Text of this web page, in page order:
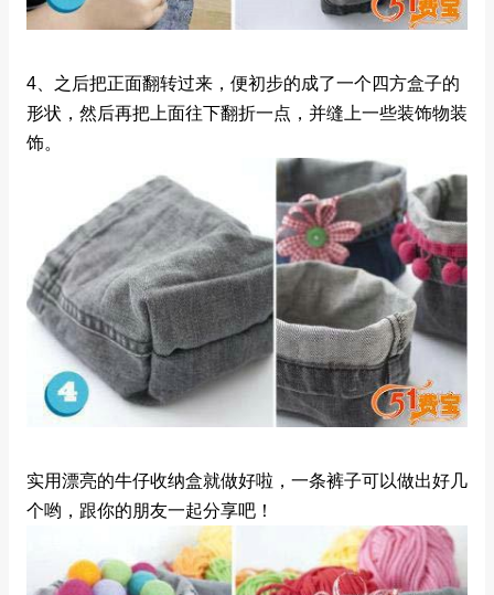
4、之后把正面翻转过来，便初步的成了一个四方盒子的
形状，然后再把上面往下翻折一点，并缝上一些装饰物装
饰。
实用漂亮的牛仔收纳盒就做好啦，一条裤子可以做出好几
个哟，跟你的朋友一起分享吧！